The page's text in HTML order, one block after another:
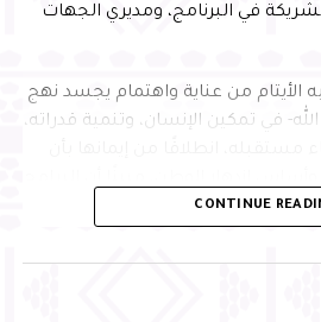
في البرنامج، ومديري الجهات
الأيتام من عناية واهتمام يجسد نهج
في تمكين الإنسان، وتنمية قدراته،
والابتكار وبناء الشخصية تسهم في
التنمية، وتحقيق مستهدفات رؤية
CONTINUE